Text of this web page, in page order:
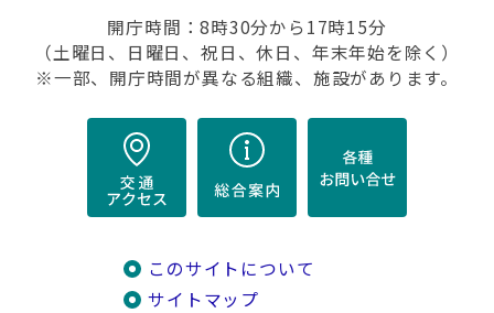
開庁時間：8時30分から17時15分
（土曜日、日曜日、祝日、休日、年末年始を除く）
※一部、開庁時間が異なる組織、施設があります。
このサイトについて
サイトマップ